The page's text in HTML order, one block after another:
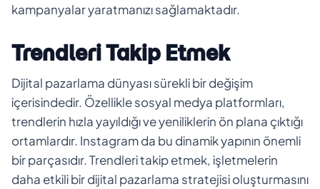
kampanyalar yaratmanızı sağlamaktadır.
Trendleri Takip Etmek
Dijital pazarlama dünyası sürekli bir değişim
içerisindedir. Özellikle sosyal medya platformları,
trendlerin hızla yayıldığı ve yeniliklerin ön plana çıktığı
ortamlardır. Instagram da bu dinamik yapının önemli
bir parçasıdır. Trendleri takip etmek, işletmelerin
daha etkili bir dijital pazarlama stratejisi oluşturmasını